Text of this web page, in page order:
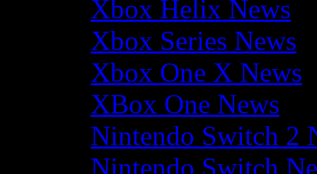
Xbox Helix News
Xbox Series News
Xbox One X News
XBox One News
Nintendo Switch 2
Nintendo Switch